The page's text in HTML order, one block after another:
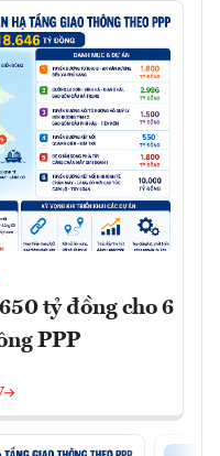
tỷ đồng cho 6
PPP